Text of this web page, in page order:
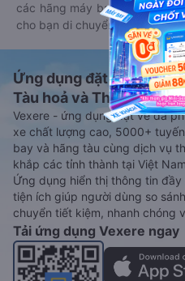
các hãng máy bay, xe khách
cho bạn di chuyển.
Ứng dụng đặt vé Xe
Tàu hoả và Thuê xe
Vexere - ứng dụng đặt vé đa
xe chất lượng cao, 5000+
bay và hãng tàu cùng dịch vụ
khắp các tỉnh thành tại Việt
Ứng dụng hiển thị thông tin
tiện ích giúp người dùng so
chuyển tiết kiệm, nhanh chóng
Tải ứng dụng Vexere ngay